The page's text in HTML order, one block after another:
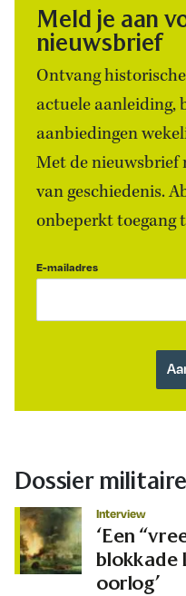
Meld je aan
nieuwsbrief
Ontvang
actuele aanleiding,
aanbiedingen
Met de nieuwsbrief
van geschiedenis.
onbeperkt toegang
E-mailadres
Dossier
Interview
‘Een
blokkade
oorlog’